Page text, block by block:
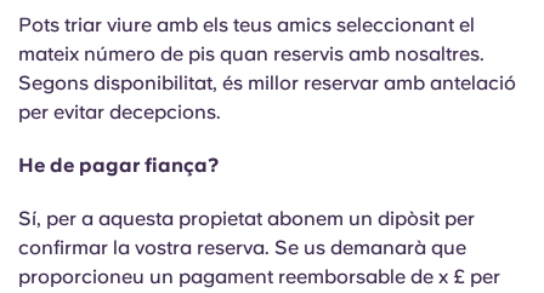
Chinese
Deutsch
Selecciona una residència
Inicia la sessió
Pots triar viure amb els teus amics seleccionant el
mateix número de pis quan reservis amb nosaltres.
Segons disponibilitat, és millor reservar amb antelació
per evitar decepcions.
He de pagar fiança?
Sí, per a aquesta propietat abonem un dipòsit per
confirmar la vostra reserva. Se us demanarà que
proporcioneu un pagament reemborsable de x £ per